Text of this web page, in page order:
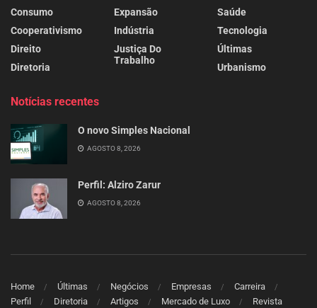
Consumo
Cooperativismo
Direito
Diretoria
Expansão
Indústria
Justiça Do
Trabalho
Saúde
Tecnologia
Últimas
Urbanismo
Notícias recentes
O novo Simples Nacional
AGOSTO 8, 2026
Perfil: Alziro Zarur
AGOSTO 8, 2026
Home Últimas Negócios Empresas
Carreira
Perfil
Diretoria Artigos Mercado de Luxo Revista